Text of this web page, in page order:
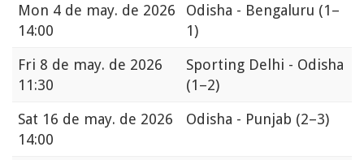
Mon 4 de may. de 2026
14:00
Odisha - Bengaluru (1–
1)
Fri 8 de may. de 2026
11:30
Sporting Delhi - Odisha
(1–2)
Sat 16 de may. de 2026
14:00
Odisha - Punjab (2–3)